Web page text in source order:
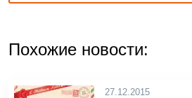
Похожие новости:
27.12.2015